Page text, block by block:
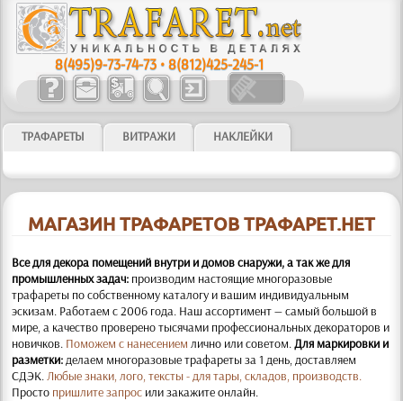
8(495)9-73-74-73 •8(812)425-245-1
ТРАФАРЕТЫ ВИТРАЖИ НАКЛЕЙКИ
МАГАЗИН ТРАФАРЕТОВ ТРАФАРЕТ.НЕТ
Все для декора помещений внутри и домов снаружи, а так же для
промышленных задач: производим настоящие многоразовые
трафареты по собственному каталогу и вашим индивидуальным
эскизам. Работаем с 2006 года. Наш ассортимент — самый большой в
мире, а качество проверено тысячами профессиональных декораторов и
новичков. Поможем с нанесением лично или советом.Для маркировки и
разметки:делаем многоразовые трафареты за 1 день, доставляем
СДЭК.Любые знаки, лого, тексты - для тары, складов, производств.
Просто пришлите запрос или закажите онлайн.